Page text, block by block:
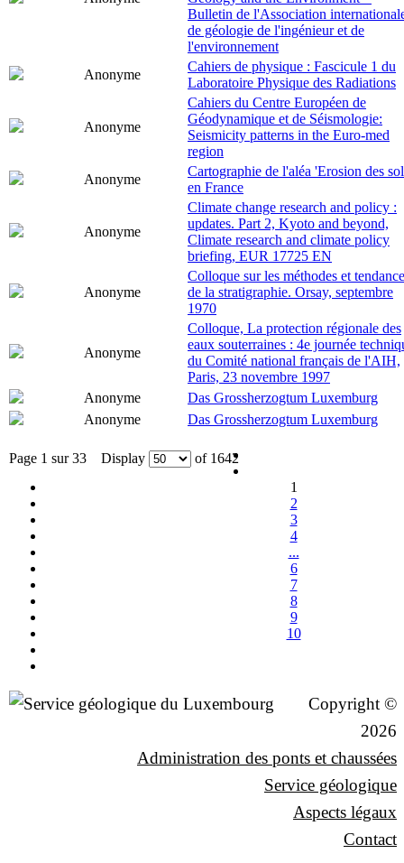
Bulletin de l'Association
de géologie de l'ingénieur et de
l'environnement
Anonyme
Cahiers de physique : Fascicule 1 du
Laboratoire Physique des Radiations
Anonyme
Cahiers du Centre Européen de
Géodynamique et de Séismologie:
Seismicity patterns in the Euro-med
region
Anonyme
Cartographie de l'aléa 'Erosion des
en France
Anonyme
Climate change research and policy :
updates. Part 2, Kyoto and beyond,
Climate research and climate policy
briefing, EUR 17725 EN
Anonyme
Colloque sur les méthodes et
de la stratigraphie. Orsay, septembre
1970
Anonyme
Colloque, La protection régionale des
eaux souterraines : 4e journée
du Comité national français de l'AIH,
Paris, 23 novembre 1997
Anonyme
Das Grossherzogtum Luxemburg
Anonyme
Das Grossherzogtum Luxemburg
Page 1 sur 33 Display
of 1642
1
2
3
4
...
6
7
8
9
10
Copyright ©
2026
Administration des ponts et chaussées
Service géologique
Aspects légaux
Contact